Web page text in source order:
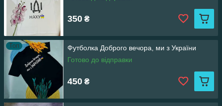
350 ₴
Топ
Футболка Доброго вечора, ми з України
Готово до відправки
450 ₴